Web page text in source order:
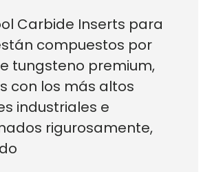
Carbide Inserts para
compuestos por
tungsteno premium,
con los más altos
industriales e
rigurosamente,